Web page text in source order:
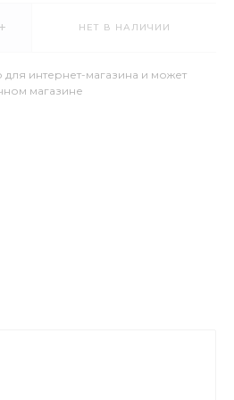
+ НЕТ В НАЛИЧИИ
для интернет-магазина и может
магазине